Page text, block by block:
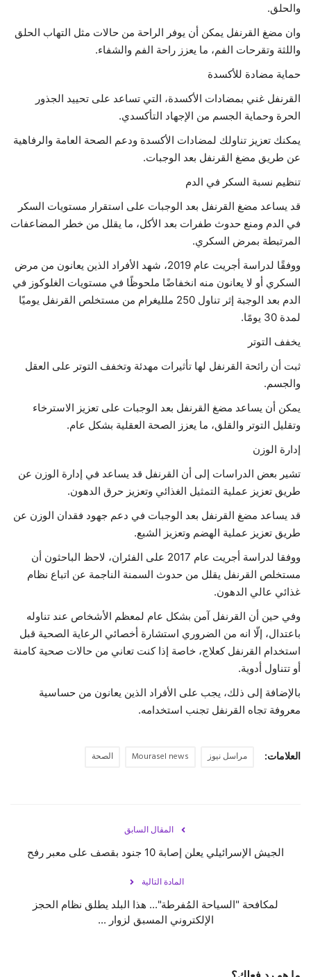
والحلق.
وان مضغ القرنفل يمكن أن يوفر الراحة من حالات مثل التهاب الحلق
واللثة وتقرحات الفم، ما يعزز راحة الفم والشفاء.
حماية مضادة للأكسدة
القرنفل غني بمضادات الأكسدة، التي تساعد على تحييد الجذور
الحرة وحماية الجسم من الإجهاد التأكسدي.
يمكنك تعزيز تناولك لمضادات الأكسدة ودعم الصحة العامة والرفاهية
عن طريق مضغ القرنفل بعد الوجبات.
تنظيم نسبة السكر في الدم
قد يساعد مضغ القرنفل بعد الوجبات على استقرار مستويات السكر
في الدم ومنع حدوث طفرات بعد الأكل، ما يقلل من خطر المضاعفات
المرتبطة بمرض السكري.
ووفقًا لدراسة أجريت عام 2019، شهد الأفراد الذين يعانون من مرض
السكري أو لا يعانون منه انخفاضًا ملحوظًا في مستويات الغلوكوز في
الدم بعد الوجبة إثر تناول 250 ملليغرام من مستخلص القرنفل يوميًا
لمدة 30 يومًا.
يخفف التوتر
ثبت أن رائحة القرنفل لها تأثيرات مهدئة وتخفف التوتر على العقل
والجسم.
يمكن أن يساعد مضغ القرنفل بعد الوجبات على تعزيز الاسترخاء
وتقليل التوتر والقلق، ما يعزز الصحة العقلية بشكل عام.
إدارة الوزن
تشير بعض الدراسات إلى أن القرنفل قد يساعد في إدارة الوزن عن
طريق تعزيز عملية التمثيل الغذائي وتعزيز حرق الدهون.
قد يساعد مضغ القرنفل بعد الوجبات في دعم جهود فقدان الوزن عن
طريق تعزيز عملية الهضم وتعزيز الشبع.
ووفقا لدراسة أجريت عام 2017 على الفئران، لاحظ الباحثون أن
مستخلص القرنفل يقلل من حدوث السمنة الناجمة عن اتباع نظام
غذائي عالي الدهون.
وفي حين أن القرنفل آمن بشكل عام لمعظم الأشخاص عند تناوله
باعتدال، إلّا انه من الضروري استشارة أخصائي الرعاية الصحية قبل
استخدام القرنفل كعلاج، خاصة إذا كنت تعاني من حالات صحية كامنة
أو تتناول أدوية.
بالإضافة إلى ذلك، يجب على الأفراد الذين يعانون من حساسية
معروفة تجاه القرنفل تجنب استخدامه.
العلامات: مراسل نيوز Mourasel news الصحة
المقال السابق
الجيش الإسرائيلي يعلن إصابة 10 جنود بقصف على معبر رفح
المادة التالية
لمكافحة "السياحة المُفرطة"... هذا البلد يطلق نظام الحجز
الإلكتروني المسبق لزوار ...